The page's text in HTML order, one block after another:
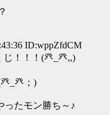
ID:wppZfdCM
じ！！！(癶_癶,,)
_癶；)
ったモン勝ち～♪